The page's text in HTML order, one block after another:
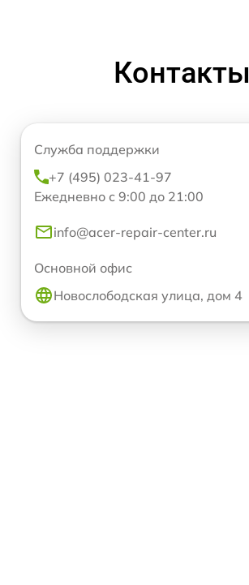
Контакты
Служба поддержки
+7 (495) 023-41-97
Ежедневно с 9:00 до 21:00
info@acer-repair-center.ru
Основной офис
Новослободская улица, дом 4